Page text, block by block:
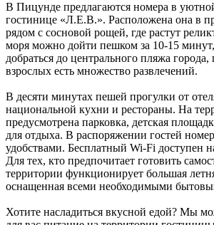
В Пицунде предлагаются номера в
гостинице «Л.Е.В.». Расположена она в
рядом с сосновой рощей, где растут
моря можно дойти пешком за 10-15
добраться до центрального пляжа города,
взрослых есть множество развлечений.
В десяти минутах пешей прогулки от
национальной кухни и рестораны. На
предусмотрена парковка, детская
для отдыха. В распоряжении гостей
удобствами. Бесплатный Wi-Fi доступен
Для тех, кто предпочитает готовить
территории функционирует большая
оснащенная всеми необходимыми
Хотите насладиться вкусной едой? Мы